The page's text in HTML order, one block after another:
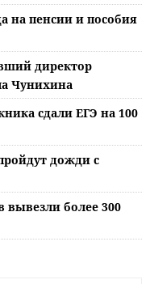
на пенсии и пособия
директор
Чунихина
сдали ЕГЭ на 100
дожди с
вывезли более 300